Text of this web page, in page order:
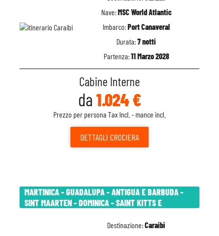
Nave:MSC World Atlantic
Imbarco:Port Canaveral
Durata:7 notti
Partenza:11 Marzo 2028
Cabine Interne
da 1.024 €
Prezzo per persona Tax Incl. - mance incl.
DETTAGLI CROCIERA
MARTINICA - GUADALUPA - ANTIGUA E BARBUDA -
SINT MAARTEN - DOMINICA - SAINT KITTS E
Destinazione:Caraibi